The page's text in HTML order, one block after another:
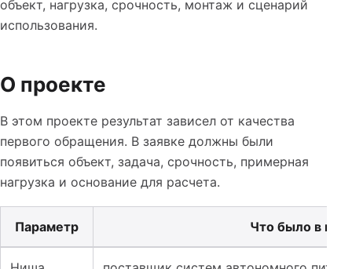
объект, нагрузка, срочность, монтаж и сценарий
использования.
О проекте
В этом проекте результат зависел от качества
первого обращения. В заявке должны были
появиться объект, задача, срочность, примерная
нагрузка и основание для расчета.
Параметр Что было в